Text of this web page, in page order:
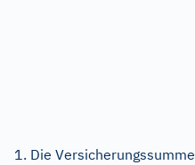
1. Die Versicherungssumme